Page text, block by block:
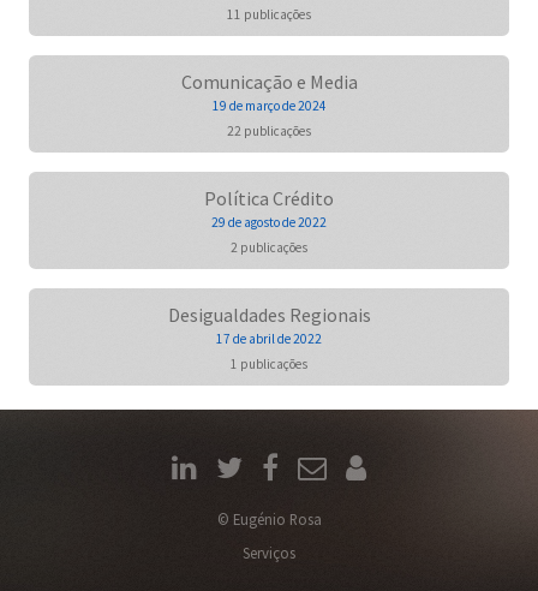
11 publicações
Comunicação e Media
19 de março de 2024
22 publicações
Política Crédito
29 de agosto de 2022
2 publicações
Desigualdades Regionais
17 de abril de 2022
1 publicações
© Eugénio Rosa
Serviços